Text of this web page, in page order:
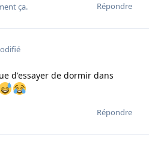
Répondre
ça.
d'essayer de dormir dans
Répondre